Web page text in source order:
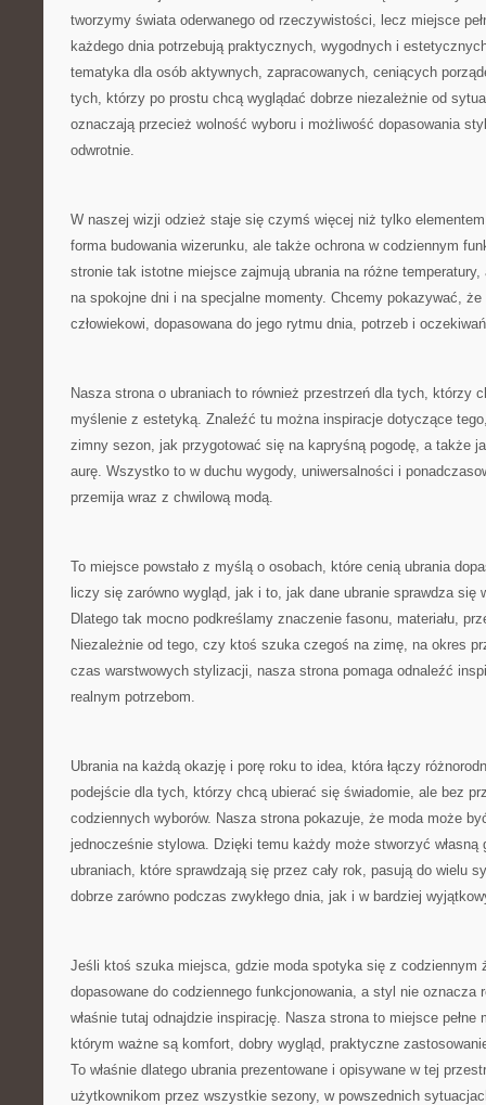
tworzymy świata oderwanego od rzeczywistości, lecz miejsce
każdego dnia potrzebują praktycznych, wygodnych i
tematyka dla osób aktywnych, zapracowanych, ceniących
tych, którzy po prostu chcą wyglądać dobrze niezależnie od
oznaczają przecież wolność wyboru i możliwość dopasowania
odwrotnie.
W naszej wizji odzież staje się czymś więcej niż tylko
forma budowania wizerunku, ale także ochrona w codziennym
stronie tak istotne miejsce zajmują ubrania na różne
na spokojne dni i na specjalne momenty. Chcemy pokazywać,
człowiekowi, dopasowana do jego rytmu dnia, potrzeb i
Nasza strona o ubraniach to również przestrzeń dla tych, którzy
myślenie z estetyką. Znaleźć tu można inspiracje dotyczące
zimny sezon, jak przygotować się na kapryśną pogodę, a także
aurę. Wszystko to w duchu wygody, uniwersalności i
przemija wraz z chwilową modą.
To miejsce powstało z myślą o osobach, które cenią ubrania
liczy się zarówno wygląd, jak i to, jak dane ubranie sprawdza się
Dlatego tak mocno podkreślamy znaczenie fasonu, materiału,
Niezależnie od tego, czy ktoś szuka czegoś na zimę, na okres
czas warstwowych stylizacji, nasza strona pomaga odnaleźć
realnym potrzebom.
Ubrania na każdą okazję i porę roku to idea, która łączy
podejście dla tych, którzy chcą ubierać się świadomie, ale bez
codziennych wyborów. Nasza strona pokazuje, że moda może
jednocześnie stylowa. Dzięki temu każdy może stworzyć własną
ubraniach, które sprawdzają się przez cały rok, pasują do wielu
dobrze zarówno podczas zwykłego dnia, jak i w bardziej
Jeśli ktoś szuka miejsca, gdzie moda spotyka się z codziennym
dopasowane do codziennego funkcjonowania, a styl nie oznacza
właśnie tutaj odnajdzie inspirację. Nasza strona to miejsce pełne
którym ważne są komfort, dobry wygląd, praktyczne
To właśnie dlatego ubrania prezentowane i opisywane w tej
użytkownikom przez wszystkie sezony, w powszednich